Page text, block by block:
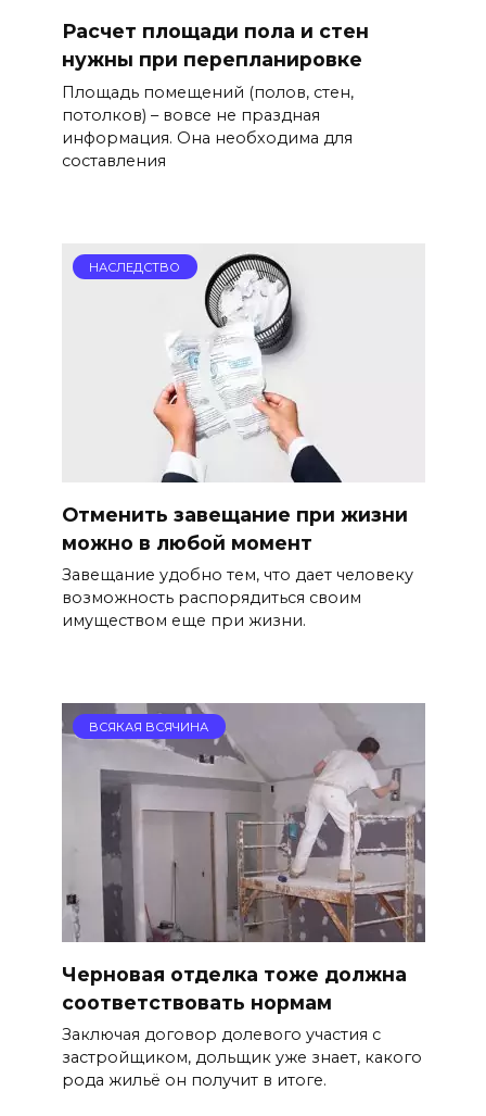
Расчет площади пола и стен
нужны при перепланировке
Площадь помещений (полов, стен,
потолков) – вовсе не праздная
информация. Она необходима для
составления
НАСЛЕДСТВО
Отменить завещание при жизни
можно в любой момент
Завещание удобно тем, что дает человеку
возможность распорядиться своим
имуществом еще при жизни.
ВСЯКАЯ ВСЯЧИНА
Черновая отделка тоже должна
соответствовать нормам
Заключая договор долевого участия с
застройщиком, дольщик уже знает, какого
рода жильё он получит в итоге.